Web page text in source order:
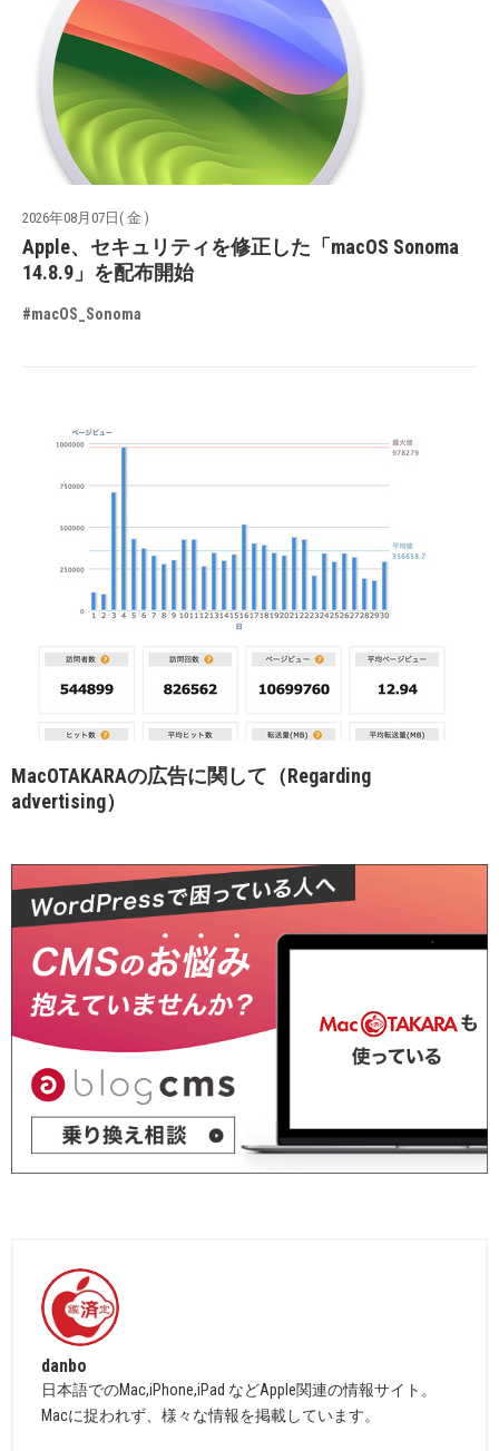
2026年08月07日( 金 )
Apple、セキュリティを修正した「macOS Sonoma
14.8.9」を配布開始
#macOS_Sonoma
MacOTAKARAの広告に関して（Regarding
advertising）
danbo
日本語でのMac,iPhone,iPad などApple関連の情報サイト。
Macに捉われず、様々な情報を掲載しています。